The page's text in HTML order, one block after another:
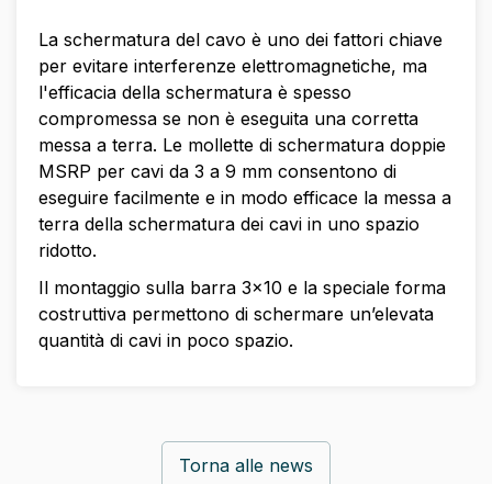
La schermatura del cavo è uno dei fattori chiave
per evitare interferenze elettromagnetiche, ma
l'efficacia della schermatura è spesso
compromessa se non è eseguita una corretta
messa a terra. Le mollette di schermatura doppie
MSRP per cavi da 3 a 9 mm consentono di
eseguire facilmente e in modo efficace la messa a
terra della schermatura dei cavi in uno spazio
ridotto.
Il montaggio sulla barra 3x10 e la speciale forma
costruttiva permettono di schermare un’elevata
quantità di cavi in poco spazio.
Torna alle news